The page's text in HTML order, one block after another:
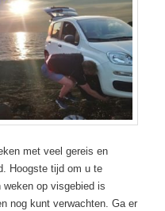
met veel gereis en
Hoogste tijd om u te
weken op visgebied is
nog kunt verwachten. Ga er